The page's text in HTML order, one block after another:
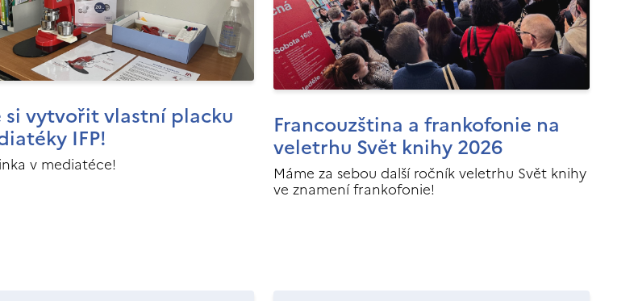
si vytvořit vlastní placku
IFP!
v mediatéce!
Francouzština a frankofonie na
veletrhu Svět knihy 2026
Máme za sebou další ročník veletrhu Svět knihy
ve znamení frankofonie!